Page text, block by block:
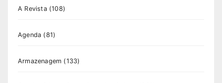
A Revista(108)
Agenda (81)
Armazenagem (133)